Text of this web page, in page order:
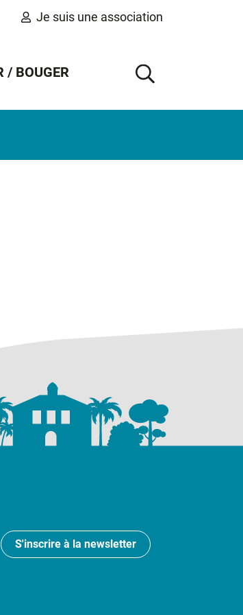
Je suis une association
/ BOUGER
AFFICHER
S'inscrire à la newsletter